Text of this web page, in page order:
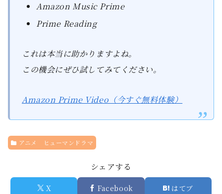
Amazon Music Prime
Prime Reading
これは本当に助かりますよね。
この機会にぜひ試してみてください。
Amazon Prime Video（今すぐ無料体験）
アニメ ヒューマンドラマ
シェアする
X Facebook はてブ